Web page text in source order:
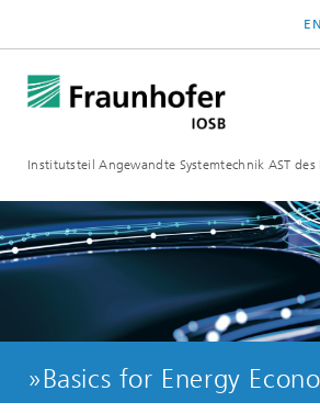
Institutsteil Angewandte Systemtechnik AST des
»Basics for Energy